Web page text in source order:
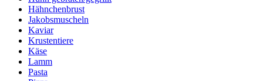
Hähnchenbrust
Jakobsmuscheln
Kaviar
Krustentiere
Käse
Lamm
Pasta